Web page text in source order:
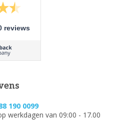
reviews
190 0099
werkdagen van 09:00 - 17.00